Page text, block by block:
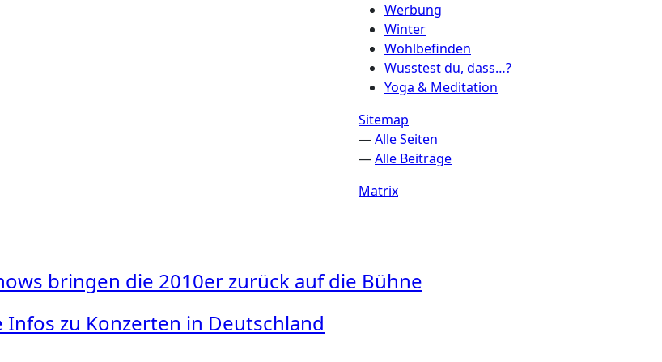
Werbung
Winter
Wohlbefinden
Wusstest du, dass…?
Yoga & Meditation
Sitemap
—Alle Seiten
—Alle Beiträge
Matrix
bringen die 2010er zurück auf die Bühne
Infos zu Konzerten in Deutschland